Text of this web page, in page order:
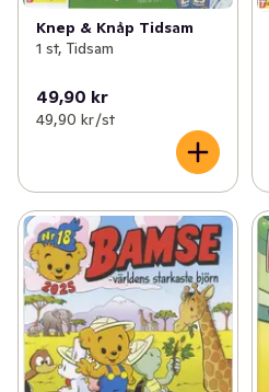
Knep & Knåp Tidsam
1 st, Tidsam
49,90 kr
49,90 kr /st